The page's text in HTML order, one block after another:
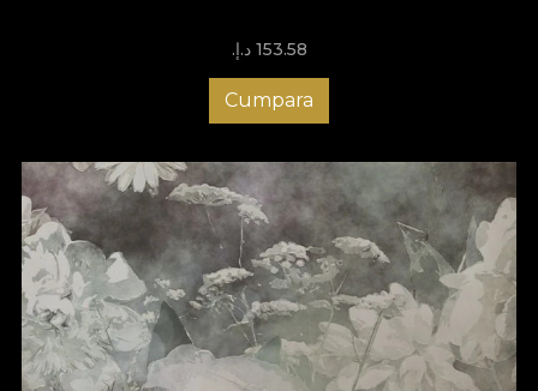
153.58 د.إ.‏
Cumpara